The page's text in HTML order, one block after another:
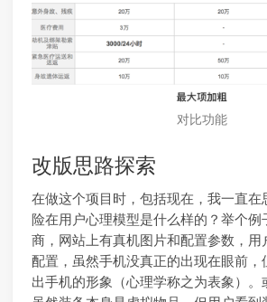
对比功能
改版思路探索
在做这个项目时，包括现在，我一直在
险在用户心理模型是什么样的？举个例
商，网站上有真机图片和配置参数，用
配置，虽然手机没真正的出现在眼前，
出手机的形象（心理学称之为表象）。